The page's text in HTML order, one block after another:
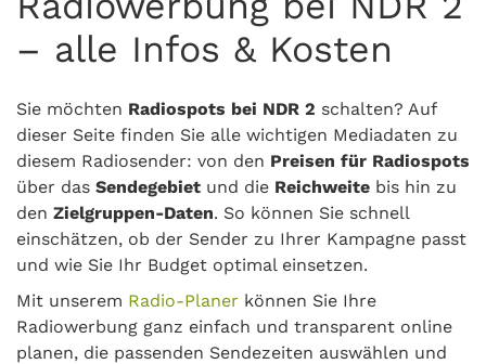
– alle Infos & Kosten
Sie möchten Radiospots bei NDR 2 schalten? Auf
dieser Seite finden Sie alle wichtigen Mediadaten zu
diesem Radiosender: von den Preisen für Radiospots
über das Sendegebiet und die Reichweite bis hin zu
den Zielgruppen-Daten. So können Sie schnell
einschätzen, ob der Sender zu Ihrer Kampagne passt
und wie Sie Ihr Budget optimal einsetzen.
Mit unserem Radio-Planer können Sie Ihre
Radiowerbung ganz einfach und transparent online
planen, die passenden Sendezeiten auswählen und